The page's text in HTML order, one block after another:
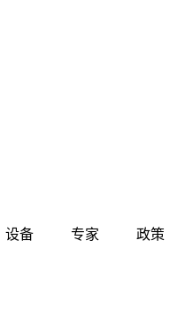
设备 专家 政策